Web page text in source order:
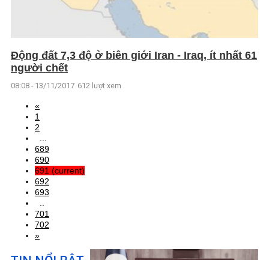
Động đất 7,3 độ ở biên giới Iran - Iraq, ít nhất 61
người chết
08:08 - 13/11/2017 612 lượt xem
«
1
2
689
690
691 (current)
692
693
701
702
»